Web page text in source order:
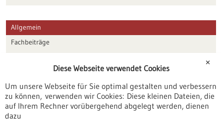
Allgemein
Fachbeiträge
Veranstaltungen
Erscheinungsdatum
✕
Diese Webseite verwendet Cookies
Um unsere Webseite für Sie optimal gestalten und verbessern
zu können, verwenden wir Cookies: Diese kleinen Dateien, die
auf Ihrem Rechner vorübergehend abgelegt werden, dienen
dazu